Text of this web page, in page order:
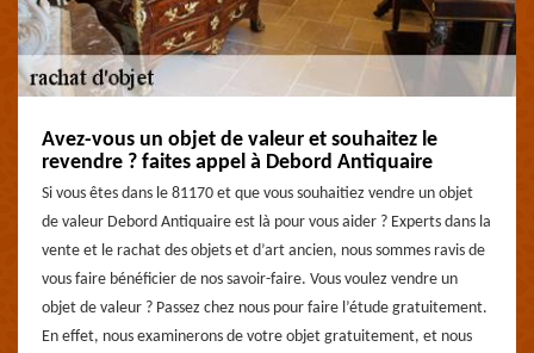
Avez-vous un objet de valeur et souhaitez le
revendre ? faites appel à Debord Antiquaire
Si vous êtes dans le 81170 et que vous souhaitiez vendre un objet
de valeur Debord Antiquaire est là pour vous aider ? Experts dans la
vente et le rachat des objets et d’art ancien, nous sommes ravis de
vous faire bénéficier de nos savoir-faire. Vous voulez vendre un
objet de valeur ? Passez chez nous pour faire l’étude gratuitement.
En effet, nous examinerons de votre objet gratuitement, et nous